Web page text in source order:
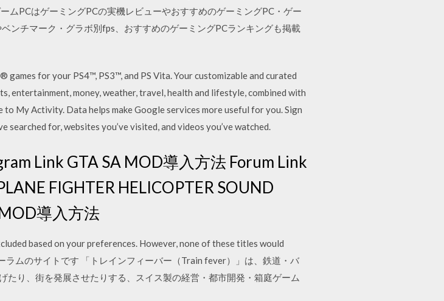
ムPCはゲーミングPCの実機レビューやおすすめのゲーミングPC・ゲー
ンチマーク・グラボ別fps、おすすめのゲーミングPCランキングも掲載
for your PS4™, PS3™, and PS Vita. Your customizable and curated
entertainment, money, weather, travel, health and lifestyle, combined with
My Activity. Data helps make Google services more useful for you. Sign
for, websites you’ve visited, and videos you’ve watched.
Link GTA SA MOD導入方法 Forum Link
FIGHTER HELICOPTER SOUND
導入方法
based on your preferences. However, none of these titles would
ムのサイトです 「トレインフィーバー（Train fever）」は、鉄道・バ
たり、街を発展させたりする、スイス製の経営・都市開発・箱庭ゲーム